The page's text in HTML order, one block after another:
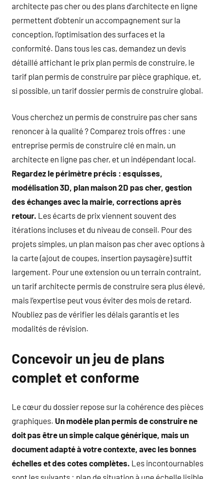
architecte pas cher ou des plans d’architecte en ligne
permettent d’obtenir un accompagnement sur la
conception, l’optimisation des surfaces et la
conformité. Dans tous les cas, demandez un devis
détaillé affichant le prix plan permis de construire, le
tarif plan permis de construire par pièce graphique, et,
si possible, un tarif dossier permis de construire global.
Vous cherchez un permis de construire pas cher sans
renoncer à la qualité ? Comparez trois offres : une
entreprise permis de construire clé en main, un
architecte en ligne pas cher, et un indépendant local.
Regardez le périmètre précis : esquisses,
modélisation 3D, plan maison 2D pas cher, gestion
des échanges avec la mairie, corrections après
retour. Les écarts de prix viennent souvent des
itérations incluses et du niveau de conseil. Pour des
projets simples, un plan maison pas cher avec options à
la carte (ajout de coupes, insertion paysagère) suffit
largement. Pour une extension ou un terrain contraint,
un tarif architecte permis de construire sera plus élevé,
mais l’expertise peut vous éviter des mois de retard.
N’oubliez pas de vérifier les délais garantis et les
modalités de révision.
Concevoir un jeu de plans
complet et conforme
Le cœur du dossier repose sur la cohérence des pièces
graphiques. Un modèle plan permis de construire ne
doit pas être un simple calque générique, mais un
document adapté à votre contexte, avec les bonnes
échelles et des cotes complètes. Les incontournables
sont les suivants : plan de situation à une échelle lisible